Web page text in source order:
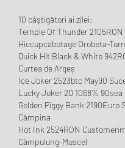
10 câștigători ai zilei:
Temple Of Thunder 2105RON
Hiccupcabotage Drobeta-
Quick Hit Black & White
Curtea de Argeș
Ice Joker 2523btc May90
Lucky Joker 20 1068% 90sea
Golden Piggy Bank 2190Euro
Câmpina
Hot Ink 2524RON
Câmpulung-Muscel